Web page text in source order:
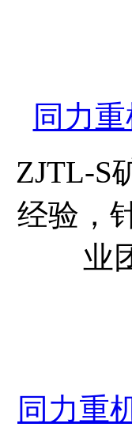
同力
ZJTL-S
经验，
业
同力重